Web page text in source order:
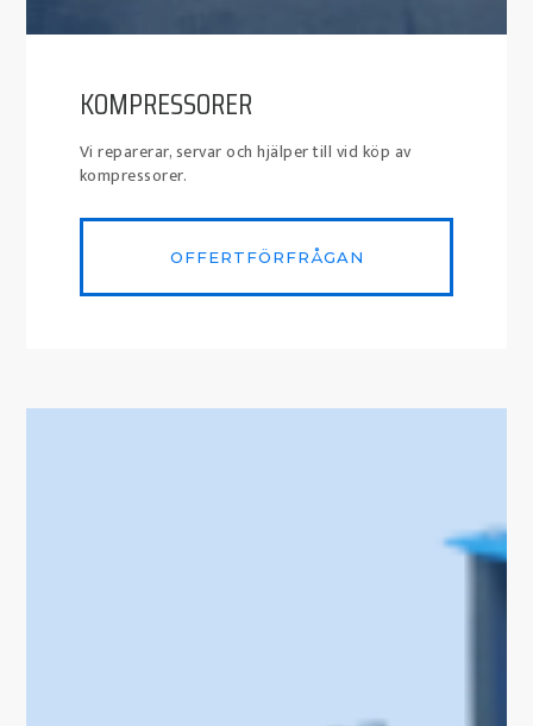
KOMPRESSORER
Vi reparerar, servar och hjälper till vid köp av
kompressorer.
OFFERTFÖRFRÅGAN